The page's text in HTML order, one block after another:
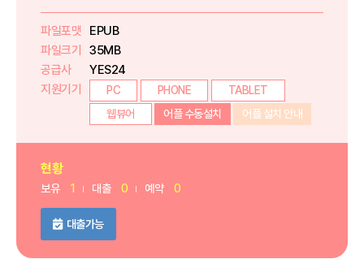
파일포맷
EPUB
파일크기
35MB
공급사
YES24
지원기기
PC PHONE
TABLET
웹뷰어
어플 수동설치 어플 설치 안내
현황
보유 1 대출 0 예약 0
대출가능